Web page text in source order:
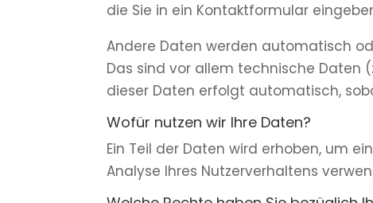
die Sie in ein Kontaktformular
Andere Daten werden automatisch
Das sind vor allem technische Daten
dieser Daten erfolgt automatisch,
Wofür nutzen wir Ihre Daten?
Ein Teil der Daten wird erhoben, um
Analyse Ihres Nutzerverhaltens